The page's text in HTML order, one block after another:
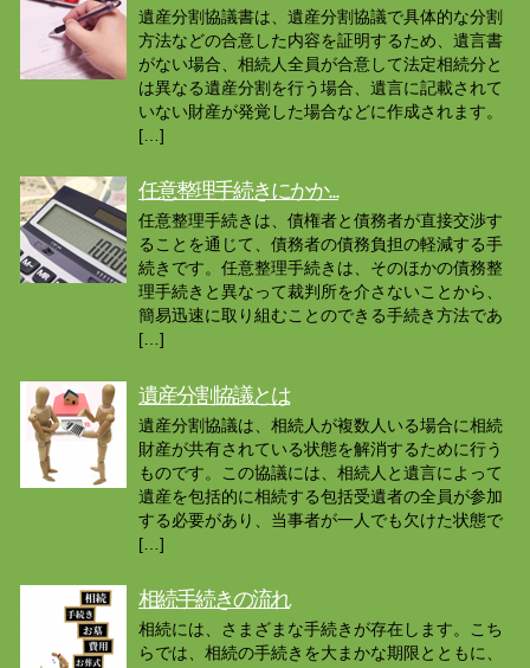
遺産分割協議書は、遺産分割協議で具体的な分割
方法などの合意した内容を証明するため、遺言書
がない場合、相続人全員が合意して法定相続分と
は異なる遺産分割を行う場合、遺言に記載されて
いない財産が発覚した場合などに作成されます。
[…]
任意整理手続きにかか...
任意整理手続きは、債権者と債務者が直接交渉す
ることを通じて、債務者の債務負担の軽減する手
続きです。任意整理手続きは、そのほかの債務整
理手続きと異なって裁判所を介さないことから、
簡易迅速に取り組むことのできる手続き方法であ
[…]
遺産分割協議とは
遺産分割協議は、相続人が複数人いる場合に相続
財産が共有されている状態を解消するために行う
ものです。この協議には、相続人と遺言によって
遺産を包括的に相続する包括受遺者の全員が参加
する必要があり、当事者が一人でも欠けた状態で
[…]
相続手続きの流れ
相続には、さまざまな手続きが存在します。こち
らでは、相続の手続きを大まかな期限とともに、